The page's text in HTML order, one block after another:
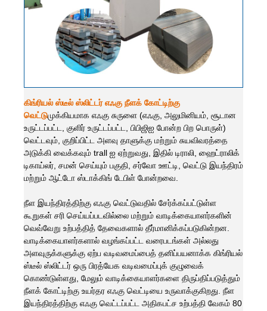
கிங்ரியல் ஸ்டீல் ஸ்லிட்டர் எஃகு நீளக் கோட்டிற்கு
வெட்டுமுக்கியமாக எஃகு சுருளை (எஃகு, அலுமினியம், சூடான
உருட்டப்பட்ட, குளிர் உருட்டப்பட்ட, பிபிஜிஐ போன்ற பிற பொருள்)
வெட்டவும், குறிப்பிட்ட அளவு தாளுக்கு மற்றும் சுயவிவரத்தை
அடுக்கி வைக்கவும் trall ஐ ஏற்றுவது, இதில் டிராலி, ஹைட்ராலிக்
டிகாய்லர், சமன் செய்யும் பகுதி, சர்வோ ஊட்டி, வெட்டு இயந்திரம்
மற்றும் ஆட்டோ ஸ்டாக்கிங் டேபிள் போன்றவை.
நீள இயந்திரத்திற்கு எஃகு வெட்டுவதில் சேர்க்கப்பட்டுள்ள
கூறுகள் சரி செய்யப்படவில்லை மற்றும் வாடிக்கையாளர்களின்
வெவ்வேறு உற்பத்தித் தேவைகளால் தீர்மானிக்கப்படுகின்றன.
வாடிக்கையாளர்களால் வழங்கப்பட்ட வரைபடங்கள் அல்லது
அளவுருக்களுக்கு ஏற்ப வடிவமைப்பைத் தனிப்பயனாக்க கிங்ரியல்
ஸ்டீல் ஸ்லிட்டர் ஒரு பிரத்யேக வடிவமைப்புக் குழுவைக்
கொண்டுள்ளது, மேலும் வாடிக்கையாளர்களை திருப்திப்படுத்தும்
நீளக் கோட்டிற்கு உயர்தர எஃகு வெட்டியை உருவாக்குகிறது. நீள
இயந்திரத்திற்கு எஃகு வெட்டப்பட்ட அதிகபட்ச உற்பத்தி வேகம் 80